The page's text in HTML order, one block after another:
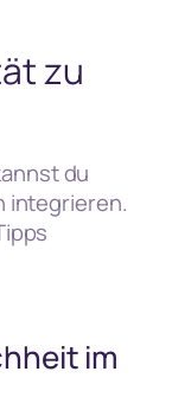
zu
du
integrieren.
im